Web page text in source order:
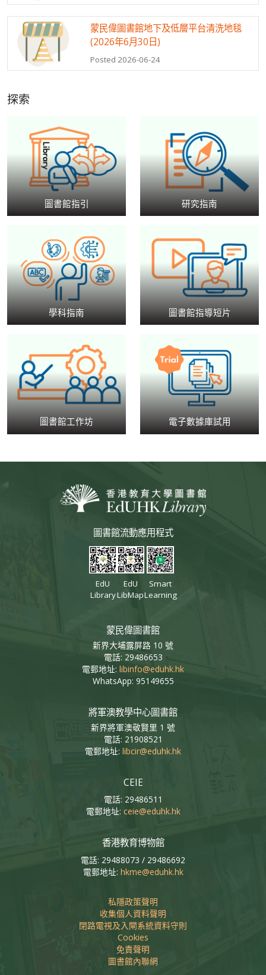
蒙民偉圖書館地下及低層平台清洗地毯
(2026年6月30日)
Posted 2026-06-24
探索
圖書館指引 研究指南
學科指南 圖書館指導短片
圖書館工作坊 電子數據庫試用
圖書館流動應用程式
EdU
Library
EdU
LibMap
Smart
Learning
蒙民偉圖書館
新界大埔露屏路 10 號
電話: 29486653
電郵地址: libinfo@eduhk.hk
WhatsApp: 95149655
將軍澳教學中心圖書館
新界將軍澳敬賢里 1 號
電話: 21908521
電郵地址: libcir@eduhk.hk
CEIE
電話: 29486511
電郵地址: ceie@eduhk.hk
香港教育博物館
電話: 29488073 / 29486692
電郵地址: hkme@eduhk.hk
私隱政策聲明
收集個人資料聲明
閉路電視及入閘系統資料守則
Cookies
免責聲明
圖書館內聯網